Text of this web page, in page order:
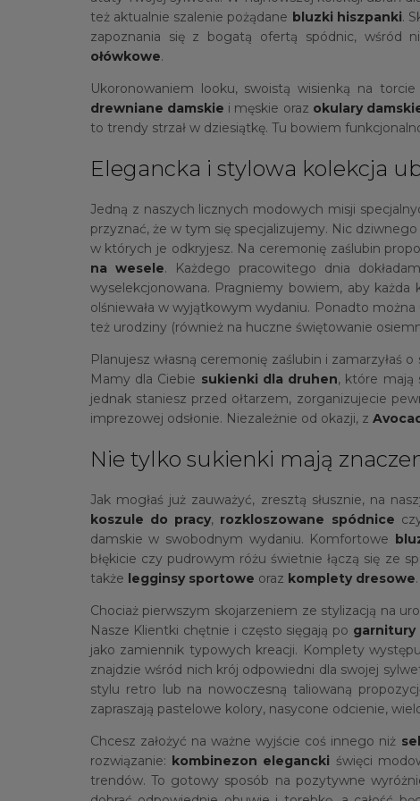
też aktualnie szalenie pożądane bluzki hiszpanki.
zapoznania się z bogatą ofertą spódnic, wśród
ołówkowe.
Ukoronowaniem looku, swoistą wisienką na
drewniane damskie i męskie oraz okulary
to trendy strzał w dziesiątkę. Tu bowiem
Elegancka i stylowa kolekcja
Jedną z naszych licznych modowych misji
przyznać, że w tym się specjalizujemy. Nic
w których je odkryjesz. Na ceremonię zaślubin
na wesele. Każdego pracowitego dnia
wyselekcjonowana. Pragniemy bowiem, aby każda
olśniewała w wyjątkowym wydaniu. Ponadto
też urodziny (również na huczne świętowanie
Planujesz własną ceremonię zaślubin i
Mamy dla Ciebie sukienki dla druhen, które mają
jednak staniesz przed ołtarzem, zorganizujecie
imprezowej odsłonie. Niezależnie od okazji, z
Nie tylko sukienki mają
Jak mogłaś już zauważyć, zresztą słusznie, na
koszule do pracy, rozkloszowane spódnice
damskie w swobodnym wydaniu. Komfortowe
błękicie czy pudrowym różu świetnie łączą się ze
także legginsy sportowe oraz komplety dresowe.
Chociaż pierwszym skojarzeniem ze stylizacją na
Nasze Klientki chętnie i często sięgają po garnitury
jako zamiennik typowych kreacji. Komplety
znajdzie wśród nich krój odpowiedni dla swojej
stylu retro lub na nowoczesną taliowaną
zapraszają pastelowe kolory, nasycone odcienie,
Chcesz założyć na ważne wyjście coś innego niż
rozwiązanie: kombinezon elegancki święci
trendów. To gotowy sposób na pozytywne